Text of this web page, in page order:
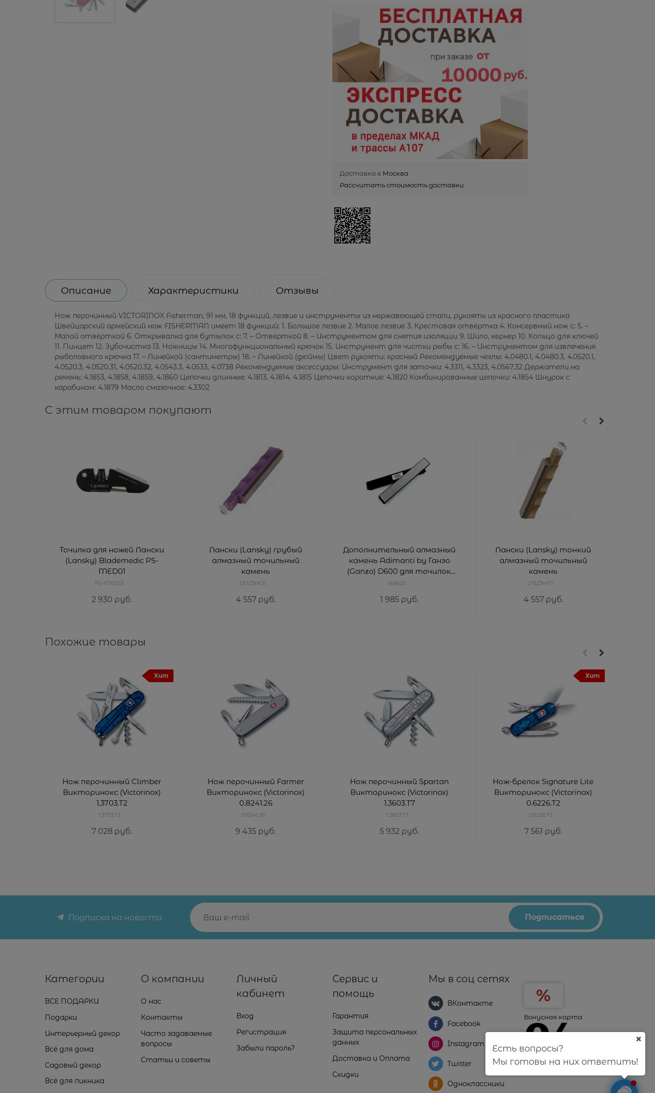
Доставка в Москва
Рассчитать стоимость доставки
Описание Характеристики Отзывы
Нож перочинный VICTORINOX Fisherman, 91 мм, 18 функций, лезвие и инструменты из нержавеющей стали, рукоять из красного пластика
Швейцарский армейский нож FISHERMAN имеет 18 функций: 1. Большое лезвие 2. Малое лезвие 3. Крестовая отвёртка 4. Консервный нож с: 5. –
Малой отвёрткой 6. Открывалка для бутылок с: 7. – Отвёрткой 8. – Инструментом для снятия изоляции 9. Шило, кернер 10. Кольцо для ключей
11. Пинцет 12. Зубочистка 13. Ножницы 14. Многофункциональный крючок 15. Инструмент для чистки рыбы с: 16. – Инструментом для извлечения
рыболовного крючка 17. – Линейкой (сантиметры) 18. – Линейкой (дюймы) Цвет рукояти: красный Рекомендуемые чехлы: 4.0480.1, 4.0480.3, 4.0520.1,
4.0520.3, 4.0520.31, 4.0520.32, 4.0543.3, 4.0533, 4.0738 Рекомендуемые аксессуары: Инструмент для заточки: 4.3311, 4.3323, 4.0567.32 Держатели на
ремень: 4.1853, 4.1858, 4.1859, 4.1860 Цепочки длинные: 4.1813, 4.1814, 4.1815 Цепочки короткие: 4.1820 Комбинированные цепочки: 4.1854 Шнурок с
карабином: 4.1879 Масло смазочное: 4.3302
С этим товаром покупают
Точилка для ножей Лански
(Lansky) Blademedic PS-
MED01
PS-MED01
2 930 руб.
Лански (Lansky) грубый
алмазный точильный
камень
LNLDHCR
4 557 руб.
Дополнительный алмазный
камень Adimanti by Ганзо
(Ganzo) D600 для точилок,
600 grit
Ad600
1 985 руб.
Лански (Lansky) тонкий
алмазный точильный
камень
LNLDHFN
4 557 руб.
Похожие товары
Хит
Нож перочинный Climber
Викторинокс (Victorinox)
1.3703.T2
1.3703.T2
7 028 руб.
Нож перочинный Farmer
Викторинокс (Victorinox)
0.8241.26
0.8241.26
9 435 руб.
Нож перочинный Spartan
Викторинокс (Victorinox)
1.3603.T7
1.3603.T7
5 932 руб.
Хит
Нож-брелок Signature Lite
Викторинокс (Victorinox)
0.6226.T2
0.6226.T2
7 561 руб.
Подписка на новости
Категории
ВСЕ ПОДАРКИ
Подарки
Интерьерный декор
Всё для дома
Садовый декор
Всё для пикника
О компании
О нас
Контакты
Часто задаваемые
вопросы
Статьи и советы
Личный
кабинет
Вход
Регистрация
Забыли пароль?
Сервис и
помощь
Гарантия
Защита персональных
данных
Доставка и Оплата
Скидки
Мы в соц сетях
ВКонтакте
Facebook
Instagram
Twitter
Одноклассники
Бонусная карта
Есть вопросы?
Мы готовы на них ответить!